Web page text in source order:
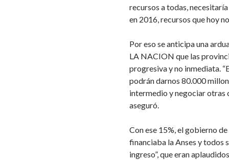
recursos a todas,
en 2016, recursos que hoy
Por eso se anticipa una
LA NACION que las
progresiva y no inmediata.
podrán darnos 80.000
intermedio y negociar otras
aseguró.
Con ese 15%, el gobierno
financiaba la Anses y todos
ingreso”, que eran